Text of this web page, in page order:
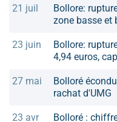
21 juil
Bollore:
zone basse et
23 juin
Bollore:
4,94 euros,
27 mai
Bolloré
rachat d'UMG
23 avr
Bolloré :